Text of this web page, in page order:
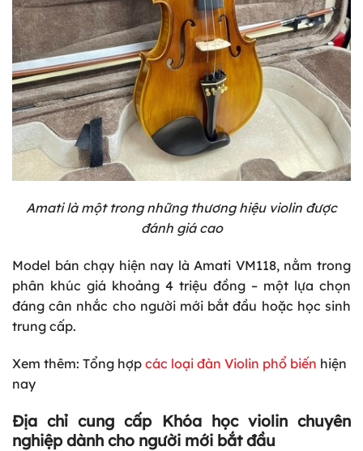
Amati là một trong những thương hiệu violin được
đánh giá cao
Model bán chạy hiện nay làAmati VM118, nằm trong
phân khúc giá khoảng 4 triệu đồng – một lựa chọn
đáng cân nhắc cho người mới bắt đầu hoặc học sinh
trung cấp.
Xem thêm: Tổng hợp các loại đàn Violin phổ biến hiện
nay
Địa chỉ cung cấp Khóa học violin chuyên
nghiệp dành cho người mới bắt đầu